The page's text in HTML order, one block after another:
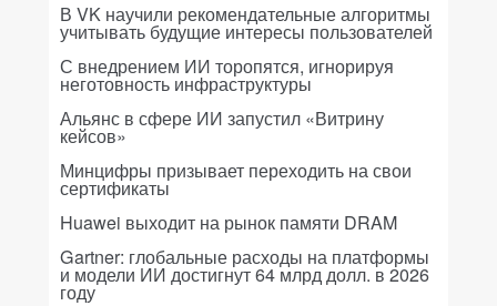
В VK научили рекомендательные алгоритмы
учитывать будущие интересы пользователей
С внедрением ИИ торопятся, игнорируя
неготовность инфраструктуры
Альянс в сфере ИИ запустил «Витрину
кейсов»
Минцифры призывает переходить на свои
сертификаты
Huawei выходит на рынок памяти DRAM
Gartner: глобальные расходы на платформы
и модели ИИ достигнут 64 млрд долл. в 2026
году